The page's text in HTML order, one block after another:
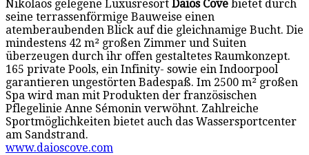
Nikolaos gelegene Luxusresort Daios Cove bietet durch
seine terrassenförmige Bauweise einen
atemberaubenden Blick auf die gleichnamige Bucht. Die
mindestens 42 m² großen Zimmer und Suiten
überzeugen durch ihr offen gestaltetes Raumkonzept.
165 private Pools, ein Infinity- sowie ein Indoorpool
garantieren ungestörten Badespaß. Im 2500 m² großen
Spa wird man mit Produkten der französischen
Pflegelinie Anne Sémonin verwöhnt. Zahlreiche
Sportmöglichkeiten bietet auch das Wassersportcenter
am Sandstrand.
www.daioscove.com